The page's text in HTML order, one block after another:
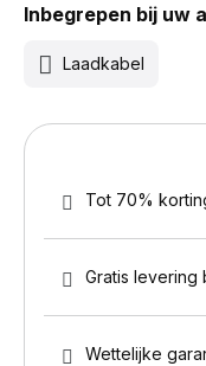
Inbegrepen bij uw
Laadkabel
Tot 70%
Gratis levering
Wettelijke